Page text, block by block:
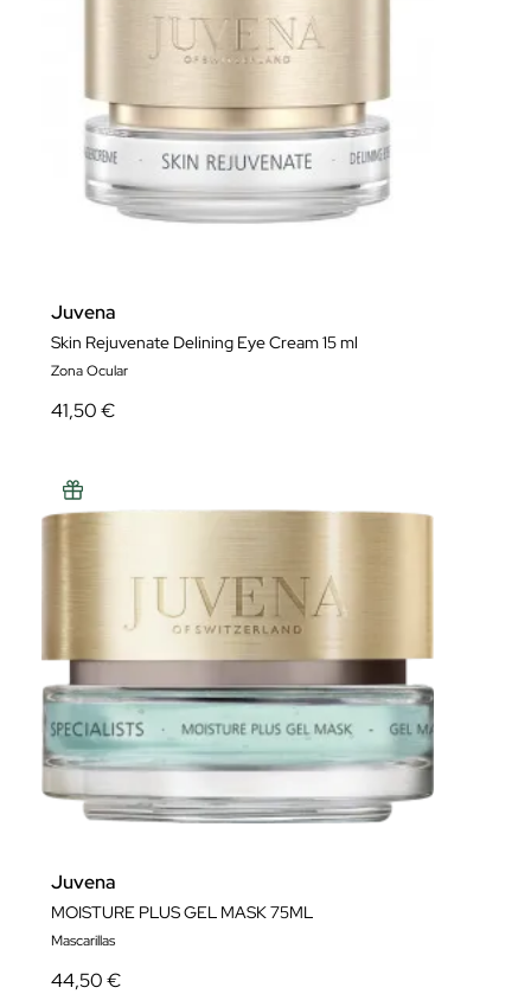
Juvena
Skin Rejuvenate Delining Eye Cream 15 ml
Zona Ocular
41,50 €
Juvena
MOISTURE PLUS GEL MASK 75ML
Mascarillas
44,50 €